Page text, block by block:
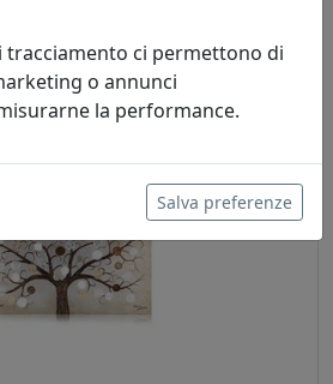
97,00 € 91,18 €
ci permettono di
o annunci
la performance.
Salva preferenze